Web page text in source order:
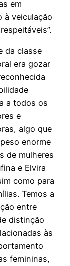
em
à veiculação
da classe
era gozar
a todos os
e
algo que
enorme
de mulheres
e Elvira
como para
Temos a
entre
distinção
às
femininas,